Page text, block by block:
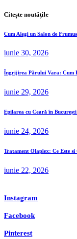
Citește noutățile
Cum Alegi un Salon de
iunie 30, 2026
Îngrijirea Părului Vara: Cum
iunie 29, 2026
Epilarea cu Ceară în
iunie 24, 2026
Tratament Olaplex: Ce Este si
iunie 22, 2026
Instagram
Facebook
Pinterest